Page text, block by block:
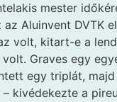
mester
Aluinvent DVTK
volt, kitart-e a
Graves egy
egy triplát,
– kivédekezte a